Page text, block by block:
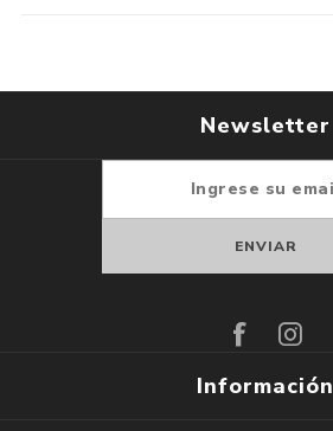
Newsletter
Información